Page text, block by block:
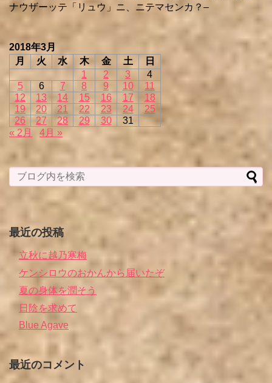
ナウザーッテ「リュウ」ニ、ニテマセンカ？–
2018年3月
月
火 水 木 金 土
日
1
2 3
4
5
6 7 8 9 10
11
12
13 14 15 16 17
18
19
20 21 22 23 24
25
26
27 28 29 30
31
« 2月
4月 »
最近の投稿
立秋に越乃寒梅
ケンシロウのおかんから届いたぞ
夏の身体を潤そう
日陰を求めて
Blue Agave
最近のコメント